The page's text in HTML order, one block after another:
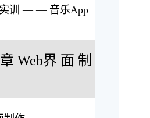
训 — — 音乐App
Web界 面 制